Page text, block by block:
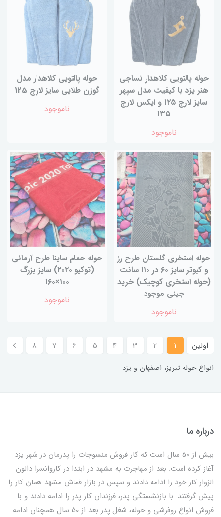
حوله پالتویی کلاهدار نساجی
هنر یزد با کیفیت مدل سپهر
سایز لارج ۱۲۵ و ایکس لارج
۱۳۵
ناموجود
حوله پالتویی کلاهدار مدل
گوزن طلایی سایز لارج 125
ناموجود
حوله استخری گلستان طرح رز
و کبوتر سایز ۶۰ در ۱۱۰ سانت
(حوله استخری کوچیک) خرید
جینی موجود
ناموجود
حوله حمام ساینا طرح آرمانی
(توکیو ۲۰۲۰) سایز بزرگ
۱۰۰×۱۶۰
ناموجود
اولین 1
2
3
4
5
6
7
8
انواع حوله تبریز، اصفهان و یزد
درباره ما
بیش از 50 سال است که کار فروش منسوجات را پدرمان در شهر یزد
آغاز کرده است. بعد از مهاجرت به مشهد در ابتدا در کاروانسرا دالون
الزوار کار خود را ادامه دادند و سپس در بازار قماش مشهد همان کار را
پیش گرفتند. با بازنشستگی پدر، فرزندان کار پدر را ادامه دادند و با
فروش انواع روفرشی و حوله، شغل پدر بعد از 50 سال همچنان ادامه